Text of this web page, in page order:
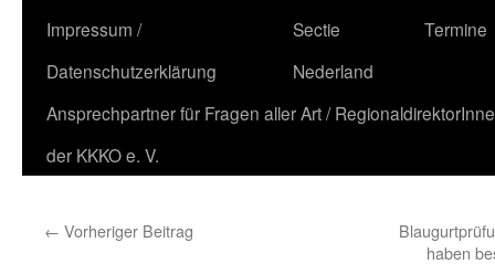
springen
Impressum /
Datenschutzerklärung
Sectie
Nederland
Termine
Ansprechpartner für Fragen aller Art /
der KKKO e. V.
← Vorheriger Beitrag
haben